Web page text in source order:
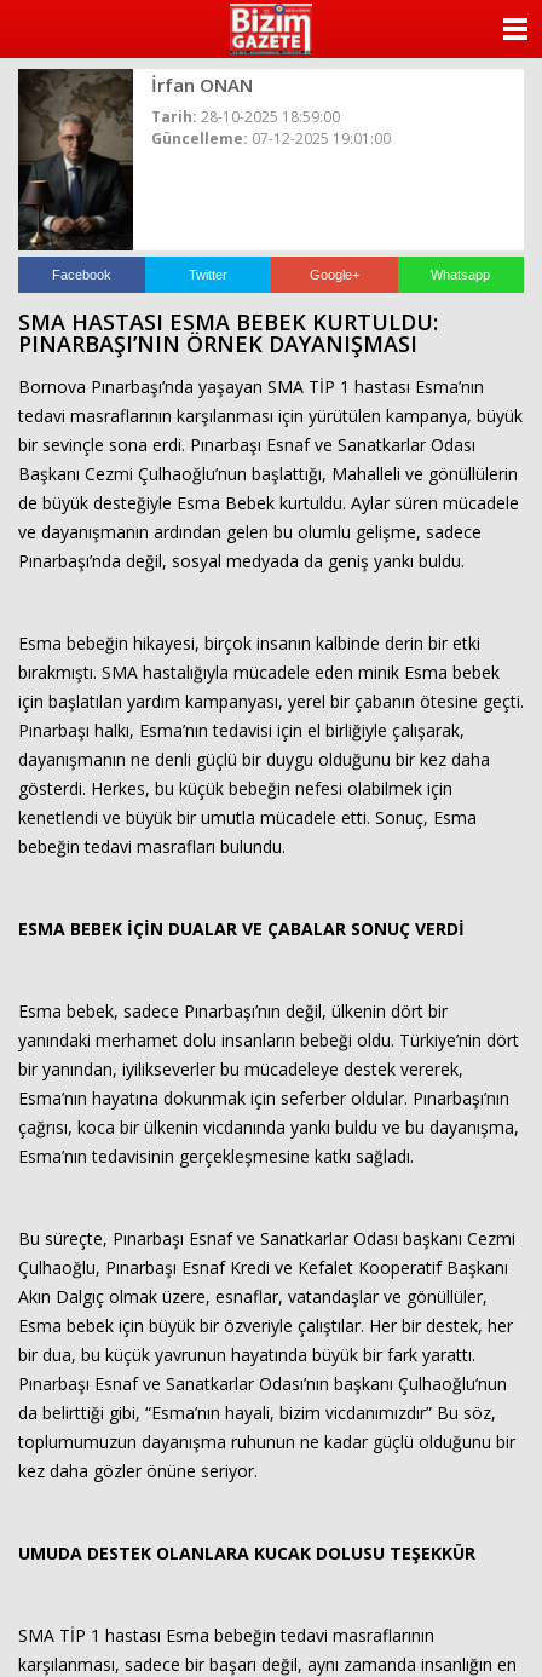
İrfan ONAN
Tarih: 28-10-2025 18:59:00
Güncelleme: 07-12-2025 19:01:00
Facebook Twitter Google+ Whatsapp
SMA HASTASI ESMA BEBEK KURTULDU:
PINARBAŞI’NIN ÖRNEK DAYANIŞMASI
Bornova Pınarbaşı’nda yaşayan SMA TİP 1 hastası Esma’nın
tedavi masraflarının karşılanması için yürütülen kampanya, büyük
bir sevinçle sona erdi. Pınarbaşı Esnaf ve Sanatkarlar Odası
Başkanı Cezmi Çulhaoğlu’nun başlattığı, Mahalleli ve gönüllülerin
de büyük desteğiyle Esma Bebek kurtuldu. Aylar süren mücadele
ve dayanışmanın ardından gelen bu olumlu gelişme, sadece
Pınarbaşı’nda değil, sosyal medyada da geniş yankı buldu.
Esma bebeğin hikayesi, birçok insanın kalbinde derin bir etki
bırakmıştı. SMA hastalığıyla mücadele eden minik Esma bebek
için başlatılan yardım kampanyası, yerel bir çabanın ötesine geçti.
Pınarbaşı halkı, Esma’nın tedavisi için el birliğiyle çalışarak,
dayanışmanın ne denli güçlü bir duygu olduğunu bir kez daha
gösterdi. Herkes, bu küçük bebeğin nefesi olabilmek için
kenetlendi ve büyük bir umutla mücadele etti. Sonuç, Esma
bebeğin tedavi masrafları bulundu.
ESMA BEBEK İÇİN DUALAR VE ÇABALAR SONUÇ VERDİ
Esma bebek, sadece Pınarbaşı’nın değil, ülkenin dört bir
yanındaki merhamet dolu insanların bebeği oldu. Türkiye’nin dört
bir yanından, iyilikseverler bu mücadeleye destek vererek,
Esma’nın hayatına dokunmak için seferber oldular. Pınarbaşı’nın
çağrısı, koca bir ülkenin vicdanında yankı buldu ve bu dayanışma,
Esma’nın tedavisinin gerçekleşmesine katkı sağladı.
Bu süreçte, Pınarbaşı Esnaf ve Sanatkarlar Odası başkanı Cezmi
Çulhaoğlu, Pınarbaşı Esnaf Kredi ve Kefalet Kooperatif Başkanı
Akın Dalgıç olmak üzere, esnaflar, vatandaşlar ve gönüllüler,
Esma bebek için büyük bir özveriyle çalıştılar. Her bir destek, her
bir dua, bu küçük yavrunun hayatında büyük bir fark yarattı.
Pınarbaşı Esnaf ve Sanatkarlar Odası’nın başkanı Çulhaoğlu’nun
da belirttiği gibi, “Esma’nın hayali, bizim vicdanımızdır” Bu söz,
toplumumuzun dayanışma ruhunun ne kadar güçlü olduğunu bir
kez daha gözler önüne seriyor.
UMUDA DESTEK OLANLARA KUCAK DOLUSU TEŞEKKÜR
SMA TİP 1 hastası Esma bebeğin tedavi masraflarının
karşılanması, sadece bir başarı değil, aynı zamanda insanlığın en
YAZARLAR
VİDEO GALERİ
KÜNYE
İLETİŞİM
Haberin Doğru Adresi.